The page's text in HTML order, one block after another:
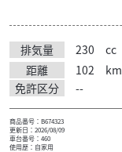
排気量 230 cc
距離
102 km
免許区分
--
商品番号：B674323
更新日：2026/08/09
車台番号：460
使用歴：自家用